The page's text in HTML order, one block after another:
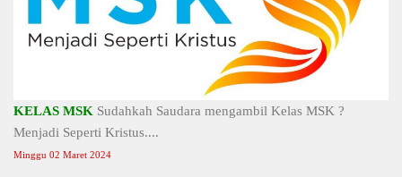
KELAS MSK Sudahkah Saudara mengambil Kelas MSK ?
Menjadi Seperti Kristus....
Minggu 02 Maret 2024